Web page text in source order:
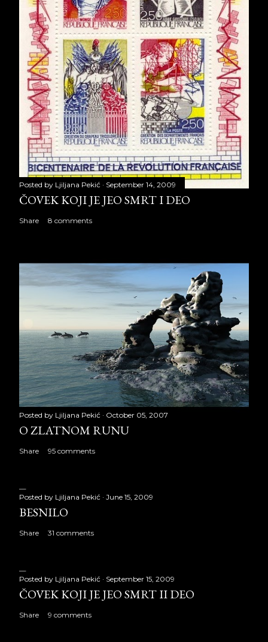
Posted by Ljiljana Pekić September 14, 2009
ČOVEK KOJI JE JEO SMRT I DEO
Share 8 comments
Posted by Ljiljana Pekić October 05, 2007
O ZLATNOM RUNU
Share 95 comments
Posted by Ljiljana Pekić June 15, 2009
BESNILO
Share 31 comments
Posted by Ljiljana Pekić September 15, 2009
ČOVEK KOJI JE JEO SMRT II DEO
Share 9 comments